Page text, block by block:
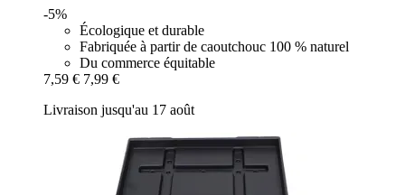
-5%
Écologique et durable
Fabriquée à partir de caoutchouc 100 % naturel
Du commerce équitable
7,59 € 7,99 €
Livraison jusqu'au 17 août